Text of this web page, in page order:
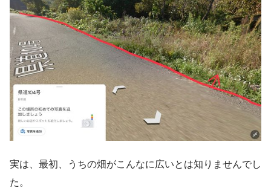
実は、最初、うちの畑がこんなに広いとは知りませんでし
た。